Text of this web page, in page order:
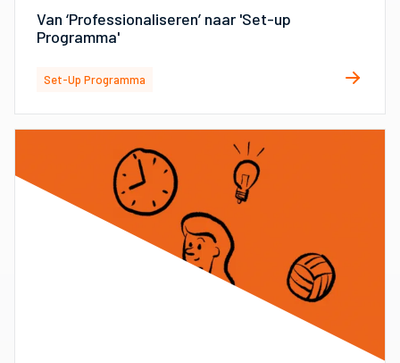
Van ‘Professionaliseren’ naar 'Set-up
Programma'
Set-Up Programma